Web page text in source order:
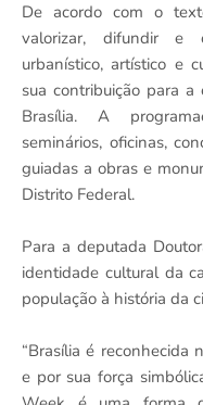
De acordo com o
valorizar, difundir e
urbanístico, artístico e
sua contribuição para
Brasília. A
seminários, oficinas,
guiadas a obras e
Distrito Federal.
Para a deputada
identidade cultural da
população à história da
“Brasília é reconhecida
e por sua força